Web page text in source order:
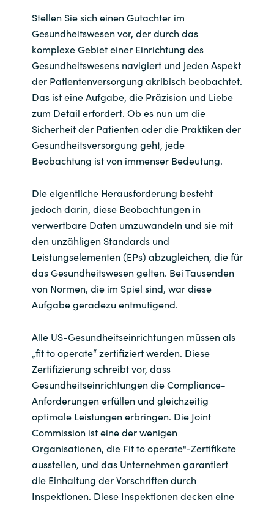
Stellen Sie sich einen Gutachter im
Gesundheitswesen vor, der durch das
komplexe Gebiet einer Einrichtung des
Gesundheitswesens navigiert und jeden Aspekt
der Patientenversorgung akribisch beobachtet.
Das ist eine Aufgabe, die Präzision und Liebe
zum Detail erfordert. Ob es nun um die
Sicherheit der Patienten oder die Praktiken der
Gesundheitsversorgung geht, jede
Beobachtung ist von immenser Bedeutung.
Die eigentliche Herausforderung besteht
jedoch darin, diese Beobachtungen in
verwertbare Daten umzuwandeln und sie mit
den unzähligen Standards und
Leistungselementen (EPs) abzugleichen, die für
das Gesundheitswesen gelten. Bei Tausenden
von Normen, die im Spiel sind, war diese
Aufgabe geradezu entmutigend.
Alle US-Gesundheitseinrichtungen müssen als
„fit to operate“ zertifiziert werden. Diese
Zertifizierung schreibt vor, dass
Gesundheitseinrichtungen die Compliance-
Anforderungen erfüllen und gleichzeitig
optimale Leistungen erbringen. Die Joint
Commission ist eine der wenigen
Organisationen, die Fit to operate"-Zertifikate
ausstellen, und das Unternehmen garantiert
die Einhaltung der Vorschriften durch
Inspektionen. Diese Inspektionen decken eine